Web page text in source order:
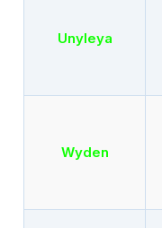
Unyleya
Wyden